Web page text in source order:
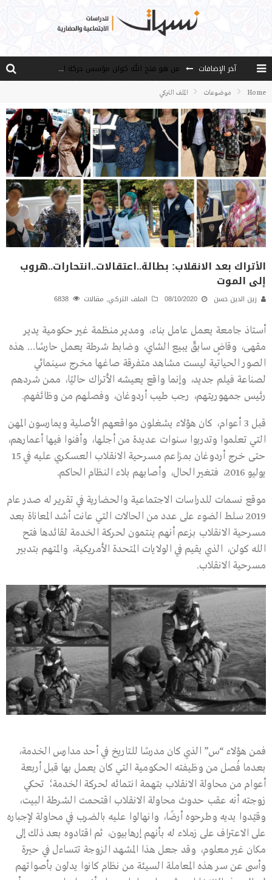
آخر الإضافات
من هو فتح الله كولن مؤسس حركة الخدمة؟
الأستاذ عالما عارفا حكيما
مصادر العلم وسببه
النـزعة التجديدية عند الأستاذ فتح الله كولن
Home موضوعات الملف التركي
الأتراك بعد الانقلاب: بطالة..اعتقالات..انتحارات..هروب
إلى الموت
زين الدين حسن 08/10/2020 الملف التركي, مقالات
أستاذ جامعة يعمل عامل بناء، ومدير منظمة غير حكومية يدير
مقهى، وقاضٍ سابقٌ يبيع الشاي، وضابط شرطة يعمل حارسًا… هذه
الصور الحياتية ليست مشاهد متفرقة صاغها مخرج سينمائي
لصناعة فيلم جديد، وإنما واقع يعيشه الأتراك حاليًا، ممن شردهم
رئيس جمهوريتهم، رجب طيب أردوغان، وفصلهم من وظائفهم.
قبل 3 أعوام، كان هؤلاء يشغلون مواقعهم الأصلية ويمارسون المهن
التي تعلموا وتدربوا سنوات عديدة من أجلها، وأفنوا فيها أعمارهم،
حتى خرج أردوغان بمزاعم مسرحية الانقلاب العسكري عليه في 15
يوليو 2016، فتغير الحال، وأصابهم بلاء النظام الحاكم.
موقع نسمات للدراسات الاجتماعية والحضارية في تقرير له صدر عام
2019 سلط الضوء على عدد من الحالات التي عانت أشد المعاناة بعد
مسرحية الانقلاب بزعم أنهم ينتمون لحركة الخدمة لقائدها فتح
الله كولن، الذي يقيم في الولايات المتحدة الأمريكية، والمتهم بتدبير
مسرحية الانقلاب.
فمن هؤلاء “س” الذي كان مدرسًا للتاريخ في أحد مدارس الخدمة،
بعدما فُصل من وظيفته الحكومية التي كان يعمل بها قبل أربعة
أعوام من محاولة الانقلاب بتهمة انتمائه لحركة الخدمة؛ تحكي
زوجته أنه عقب حدوث محاولة الانقلاب اقتحمت الشرطة البيت،
وقيّدوا يديه وطرحوه أرضًا، وانهالوا عليه بالضرب في محاولة لإجباره
على الاعتراف على زملاء له بأنهم إرهابيون، ثم اقتادوه بعد ذلك إلى
مكان غير معلوم، وقد جعل هذا المشهد الزوجة تتساءل في حيرة
وأسى عن سر هذه المعاملة السيئة من نظام كانوا يدلون بأصواتهم